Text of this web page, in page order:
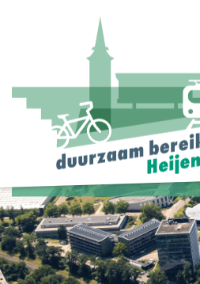
Je komt
Mét
kleine